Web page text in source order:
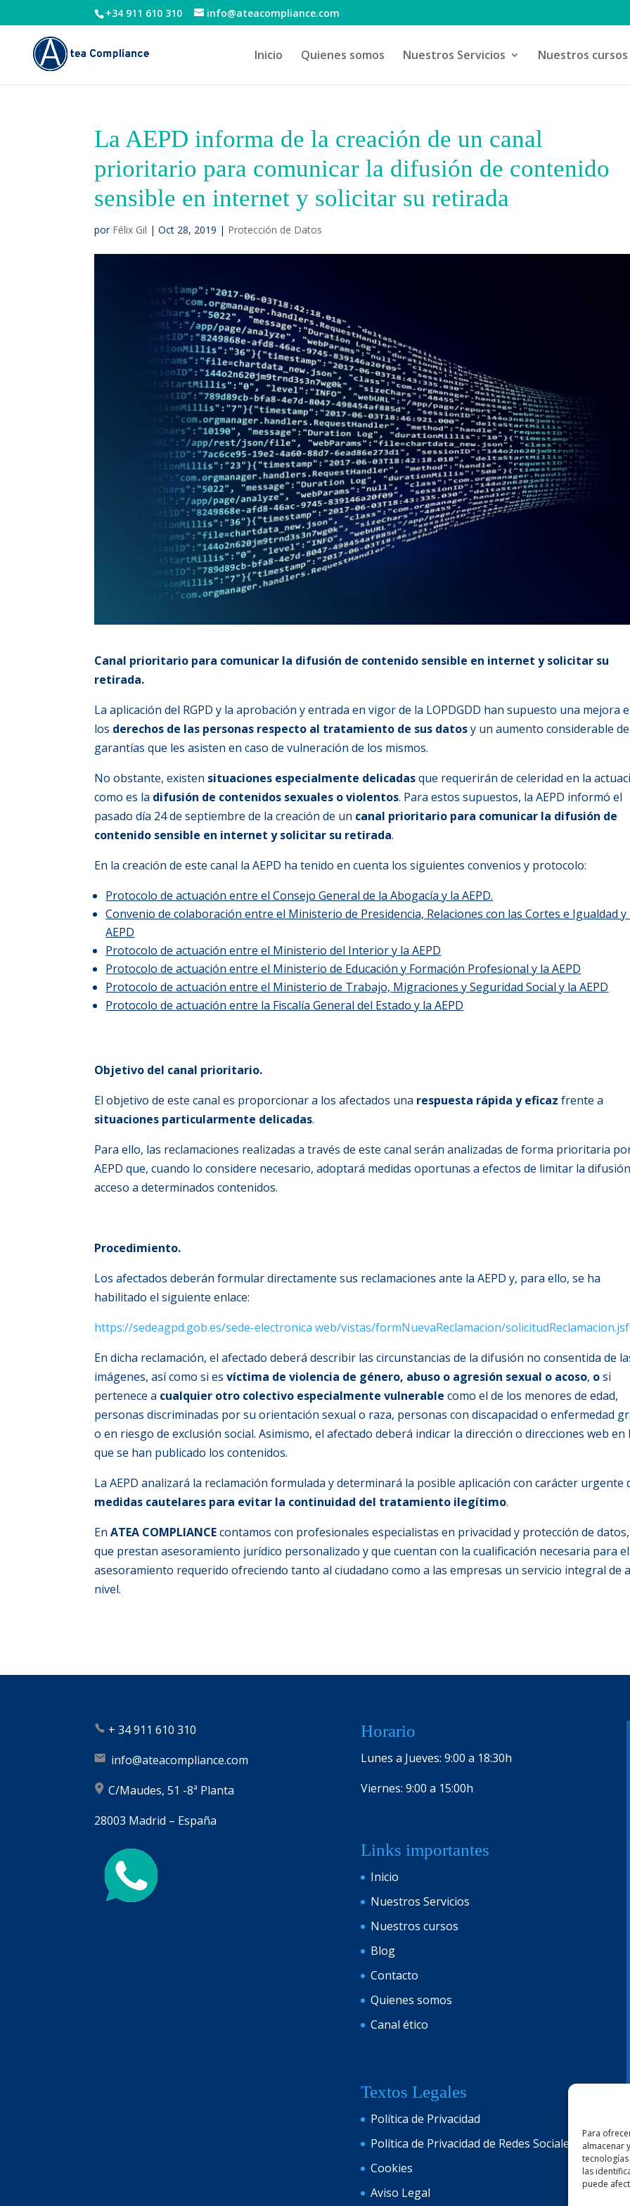
Para
almacenar
las
puede
+34 911 610 310 info@ateacompliance.com
Inicio Quienes somos Nuestros Servicios Nuestros cursos
La AEPD informa de la creación de un canal
prioritario para comunicar la difusión de contenido
sensible en internet y solicitar su retirada
por Félix Gil |Oct 28, 2019 | Protección de Datos
Canal prioritario para comunicar la difusión de contenido sensible en internet y solicitar su
retirada.
La aplicación del RGPD y la aprobación y entrada en vigor de la LOPDGDD han supuesto una mejora
los derechos de las personas respecto al tratamiento de sus datosy un aumento considerable
garantías que les asisten en caso de vulneración de los mismos.
No obstante, existen situaciones especialmente delicadasque requerirán de celeridad en la
como es la difusión de contenidos sexuales o violentos. Para estos supuestos, la AEPD informó el
pasado día 24 de septiembre de la creación de un canal prioritario para comunicar la difusión de
contenido sensible en internet y solicitar su retirada.
En la creación de este canal la AEPD ha tenido en cuenta los siguientes convenios y protocolo:
Protocolo de actuación entre el Consejo General de la Abogacía y la AEPD.
Convenio de colaboración entre el Ministerio de Presidencia, Relaciones con las Cortes e Igualdad y
AEPD
Protocolo de actuación entre el Ministerio del Interior y la AEPD
Protocolo de actuación entre el Ministerio de Educación y Formación Profesional y la AEPD
Protocolo de actuación entre el Ministerio de Trabajo, Migraciones y Seguridad Social y la AEPD
Protocolo de actuación entre la Fiscalía General del Estado y la AEPD
Objetivo del canal prioritario.
El objetivo de este canal es proporcionar a los afectados una respuesta rápida y eficaz frente a
situaciones particularmente delicadas.
Para ello, las reclamaciones realizadas a través de este canal serán analizadas de forma prioritaria
AEPD que, cuando lo considere necesario, adoptará medidas oportunas a efectos de limitar la
acceso a determinados contenidos.
Procedimiento.
Los afectados deberán formular directamente sus reclamaciones ante la AEPD y, para ello, se ha
habilitado el siguiente enlace:
https://sedeagpd.gob.es/sede-electronica web/vistas/formNuevaReclamacion/solicitudReclamacion.jsf
En dicha reclamación, el afectado deberá describir las circunstancias de la difusión no consentida de
imágenes, así como si esvíctima de violencia de género, abuso o agresión sexual o acoso, osi
pertenece a cualquier otro colectivo especialmente vulnerable como el de los menores de edad,
personas discriminadas por su orientación sexual o raza, personas con discapacidad o enfermedad
o en riesgo de exclusión social. Asimismo, el afectado deberá indicar la dirección o direcciones web en
que se han publicado los contenidos.
La AEPD analizará la reclamación formulada y determinará la posible aplicación con carácter urgente
medidas cautelares para evitar la continuidad del tratamiento ilegítimo.
EnATEA COMPLIANCEcontamos con profesionales especialistas en privacidad y protección de datos,
que prestan asesoramiento jurídico personalizado y que cuentan con la cualificación necesaria para el
asesoramiento requerido ofreciendo tanto al ciudadano como a las empresas un servicio integral de
nivel.
+34 911 610 310
info@ateacompliance.com
C/Maudes, 51 -8ª Planta
28003 Madrid – España
Horario
Lunes a Jueves: 9:00 a 18:30h
Viernes: 9:00 a 15:00h
Links importantes
Inicio
Nuestros Servicios
Nuestros cursos
Blog
Contacto
Quienes somos
Canal ético
Textos Legales
Política de Privacidad
Política de Privacidad de Redes Sociales
Cookies
Aviso Legal